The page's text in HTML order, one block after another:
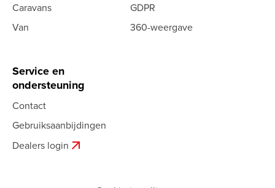
Caravans
Van
GDPR
360-weergave
Service en
ondersteuning
Contact
Gebruiksaanbijdingen
Dealers login arrow_outward